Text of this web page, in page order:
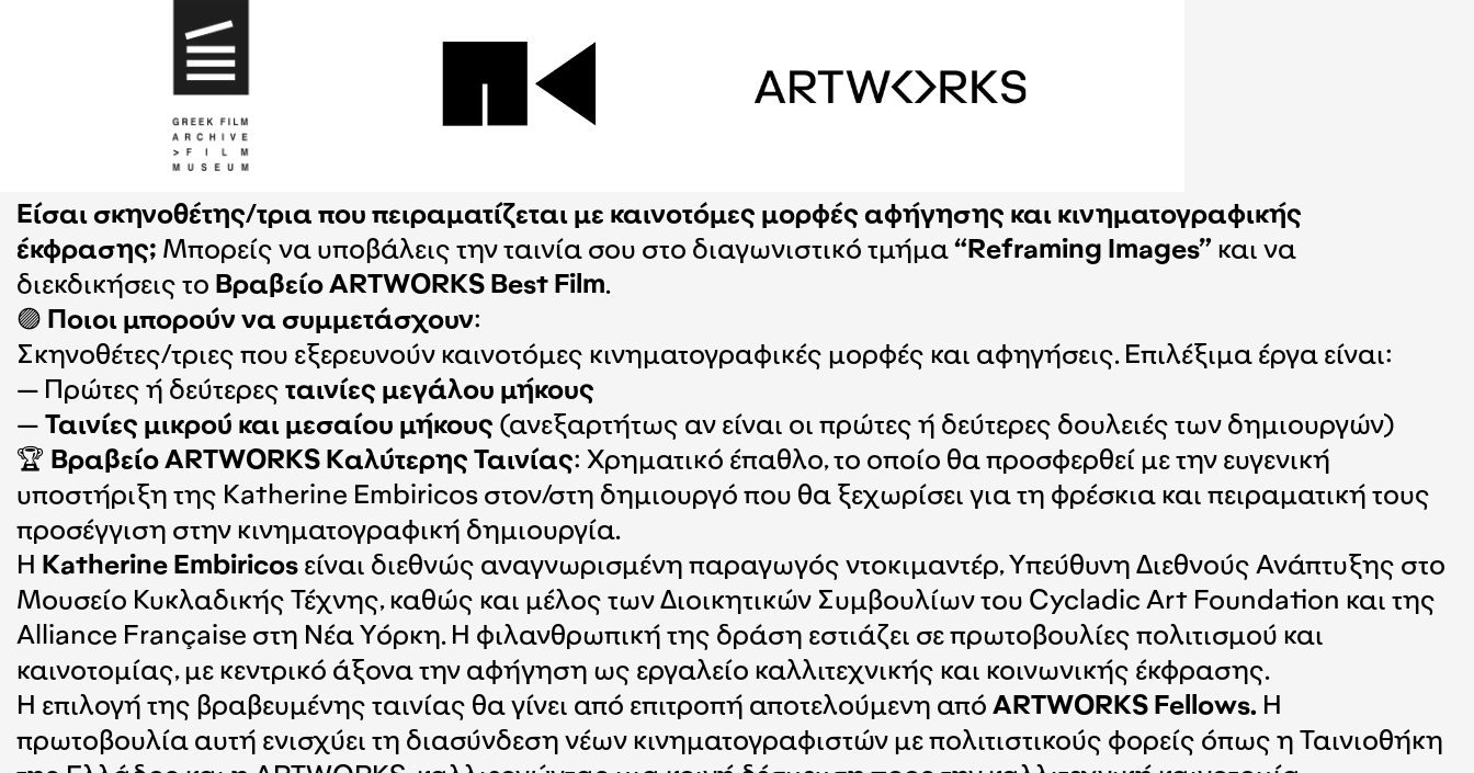
Είσαι σκηνοθέτης/τρια που πειραματίζεται με καινοτόμες μορφές αφήγησης και κινηματογραφικής
έκφρασης; Μπορείς να υποβάλεις την ταινία σου στο διαγωνιστικό τμήμα “Reframing Images” και να
διεκδικήσεις το Βραβείο ARTWORKS Best Film.
🟣 Ποιοι μπορούν να συμμετάσχουν:
Σκηνοθέτες/τριες που εξερευνούν καινοτόμες κινηματογραφικές μορφές και αφηγήσεις. Επιλέξιμα έργα είναι:
— Πρώτες ή δεύτερες ταινίες μεγάλου μήκους
— Ταινίες μικρού και μεσαίου μήκους (ανεξαρτήτως αν είναι οι πρώτες ή δεύτερες δουλειές των δημιουργών)
🏆 Βραβείο ARTWORKS Καλύτερης Ταινίας: Χρηματικό έπαθλο, το οποίο θα προσφερθεί με την ευγενική
υποστήριξη της Katherine Embiricos στον/στη δημιουργό που θα ξεχωρίσει για τη φρέσκια και πειραματική τους
προσέγγιση στην κινηματογραφική δημιουργία.
Η
Katherine Embiricos είναι διεθνώς αναγνωρισμένη παραγωγός ντοκιμαντέρ, Υπεύθυνη Διεθνούς Ανάπτυξης στο
Μουσείο Κυκλαδικής Τέχνης, καθώς και μέλος των Διοικητικών Συμβουλίων του Cycladic Art Foundation και της
Alliance Française στη Νέα Υόρκη. Η φιλανθρωπική της δράση εστιάζει σε πρωτοβουλίες πολιτισμού και
καινοτομίας, με κεντρικό άξονα την αφήγηση ως εργαλείο καλλιτεχνικής και κοινωνικής έκφρασης.
Η επιλογή της βραβευμένης ταινίας θα γίνει από επιτροπή αποτελούμενη από ARTWORKS Fellows. Η
πρωτοβουλία αυτή ενισχύει τη διασύνδεση νέων κινηματογραφιστών με πολιτιστικούς φορείς όπως η Ταινιοθήκη